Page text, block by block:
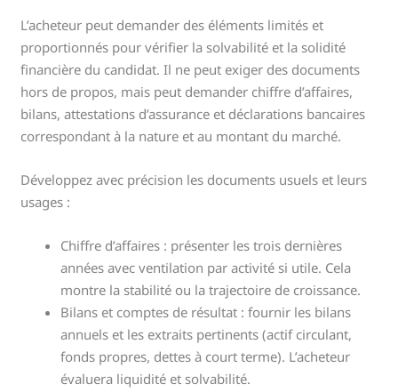
L’acheteur peut demander des éléments limités et
proportionnés pour vérifier la solvabilité et la solidité
financière du candidat. Il ne peut exiger des documents
hors de propos, mais peut demander chiffre d’affaires,
bilans, attestations d’assurance et déclarations bancaires
correspondant à la nature et au montant du marché.
Développez avec précision les documents usuels et leurs
usages :
Chiffre d’affaires : présenter les trois dernières
années avec ventilation par activité si utile. Cela
montre la stabilité ou la trajectoire de croissance.
Bilans et comptes de résultat : fournir les bilans
annuels et les extraits pertinents (actif circulant,
fonds propres, dettes à court terme). L’acheteur
évaluera liquidité et solvabilité.